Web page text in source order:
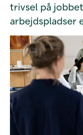
trivsel på
arbejdspladser